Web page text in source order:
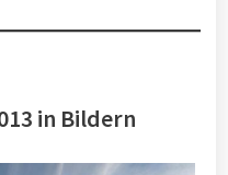
in Bildern